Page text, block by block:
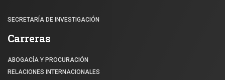
SECRETARÍA DE INVESTIGACIÓN
Carreras
ABOGACÍA Y PROCURACIÓN
RELACIONES INTERNACIONALES